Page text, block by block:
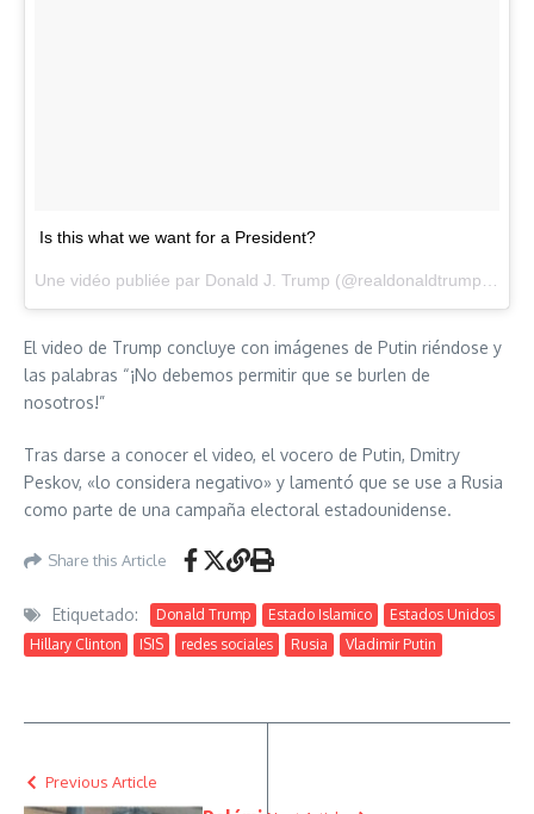
Is this what we want for a President?
Une vidéo publiée par Donald J. Trump (@realdonaldtrump) le
El video de Trump concluye con imágenes de Putin riéndose y
las palabras “¡No debemos permitir que se burlen de
nosotros!”
Tras darse a conocer el video, el vocero de Putin, Dmitry
Peskov, «lo considera negativo» y lamentó que se use a Rusia
como parte de una campaña electoral estadounidense.
Share this Article
Etiquetado: Donald Trump Estado Islamico
Estados Unidos
Hillary Clinton
ISIS redes sociales Rusia Vladimir Putin
Previous Article